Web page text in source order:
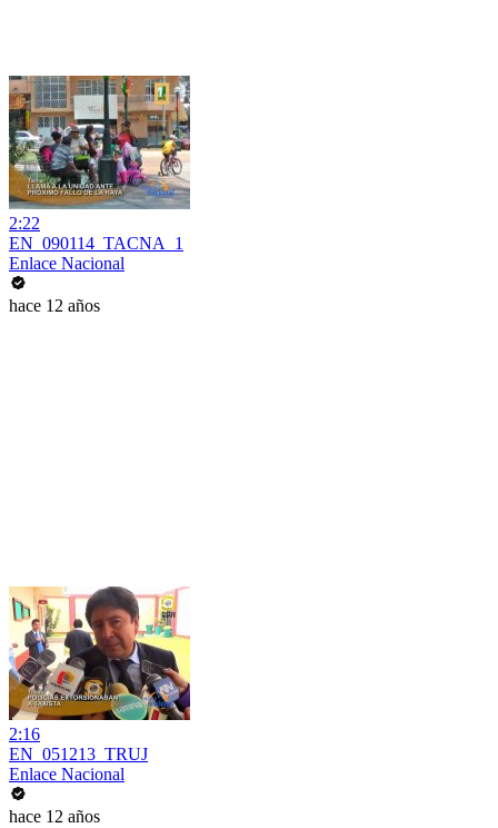
2:22
EN_090114_TACNA_1
Enlace Nacional
hace 12 años
2:16
EN_051213_TRUJ
Enlace Nacional
hace 12 años